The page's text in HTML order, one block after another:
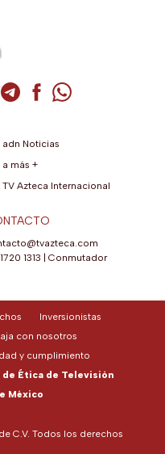
(se abre en una
Instagram (se abre en una
de TikTok (se abre en
de YouTube (se abre
Cuenta de Telegram (se
Cuenta de
Cuenta de
adn Noticias
a más +
TV Azteca Internacional
1313
Conmutador
C.V. Todos los derechos
Inversionistas
con nosotros
y cumplimiento
Ética de Televisión
México